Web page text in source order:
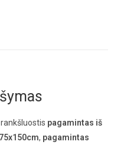
rankšluostis pagamintas iš
, pagamintas